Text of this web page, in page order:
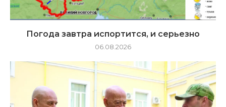
Погода завтра испортится, и серьезно
06.08.2026